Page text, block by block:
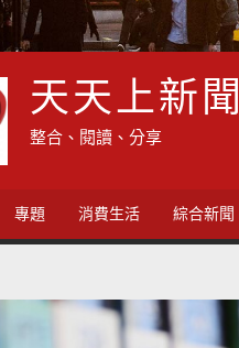
天天上新聞
整合、閱讀、分享
專題 消費生活 綜合新聞